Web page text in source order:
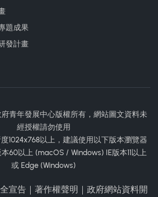
題成果
發計畫
青年發展中心版權所有，網站圖文資料未
經授權請勿使用
1024x768以上，建議使用以下版本瀏覽器
60以上 (macOS / Windows) IE版本11以上
或 Edge (Windows)
宣告 ｜ 著作權聲明 ｜ 政府網站資料開